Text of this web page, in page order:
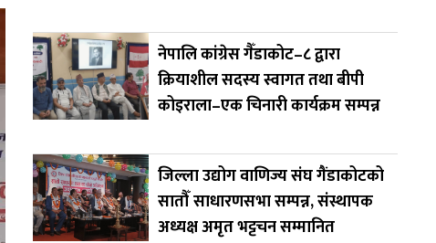
नेपालि कांग्रेस गैँडाकोट–८ द्वारा
क्रियाशील सदस्य स्वागत तथा बीपी
कोइराला–एक चिनारी कार्यक्रम सम्पन्न
जिल्ला उद्योग वाणिज्य संघ गैंडाकोटको
सातौँ साधारणसभा सम्पन्न, संस्थापक
अध्यक्ष अमृत भट्टचन सम्मानित